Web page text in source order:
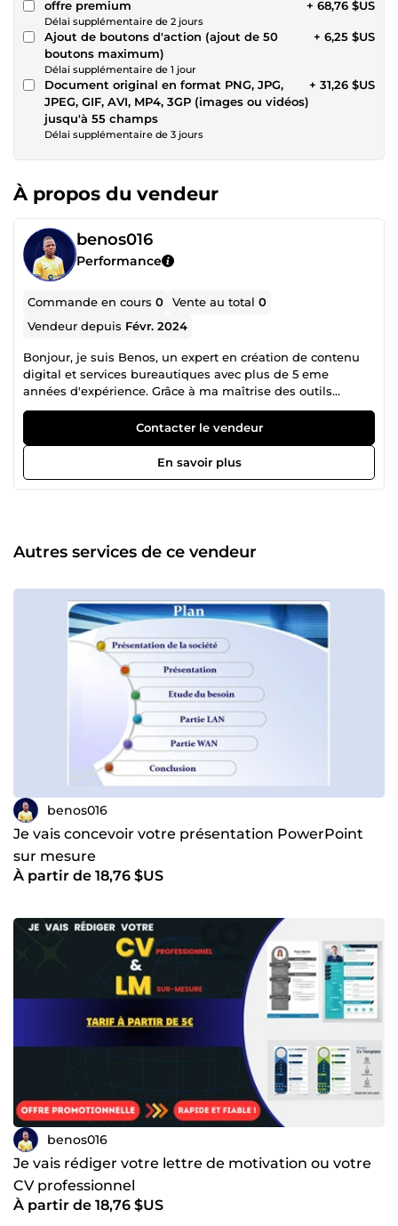
offre premium
Délai supplémentaire de 2 jours
+ 68,76 $US
Ajout de boutons d'action (ajout de 50
boutons maximum)
Délai supplémentaire de 1 jour
+ 6,25 $US
Document original en format PNG, JPG,
JPEG, GIF, AVI, MP4, 3GP (images ou vidéos)
jusqu'à 55 champs
Délai supplémentaire de 3 jours
+ 31,26 $US
À propos du vendeur
benos016
Performance
Commande en cours0 Vente au total0
Vendeur depuis Févr. 2024
Bonjour, je suis Benos, un expert en création de contenu
digital et services bureautiques avec plus de 5 eme
années d'expérience. Grâce à ma maîtrise des outils
comme PowerPoint, Excel, et Microsoft Word, j'aide les
professionnels à donner vie à leurs idées et à rendre leurs
projets plus percutants. Je propose des services de
création de présentations PowerPoint de qualité,
d'analyses de données approfondies avec Excel, ainsi que
personnalisées pour booster votre image professionnelle.
Avec des années d'expérience à mon actif, je m'engage à
objectifs.
Contacter le vendeur
En savoir plus
Autres services de ce vendeur
benos016
Je vais concevoir votre présentation PowerPoint
sur mesure
À partir de 18,76 $US
benos016
Je vais rédiger votre lettre de motivation ou votre
CV professionnel
À partir de 18,76 $US